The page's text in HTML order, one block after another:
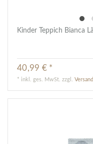
Kinder Teppich Bianca
40,99 € *
* inkl. ges. MwSt. zzgl.